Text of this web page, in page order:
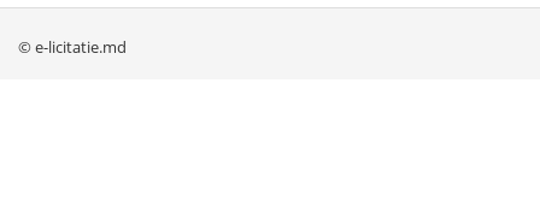
© e-licitatie.md